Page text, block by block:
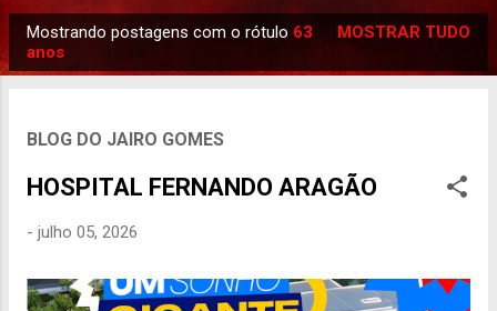
o
Mostrando postagens com o rótulo 63
anos
MOSTRAR TUDO
BLOG DO JAIRO GOMES
HOSPITAL FERNANDO ARAGÃO
- julho 05, 2026